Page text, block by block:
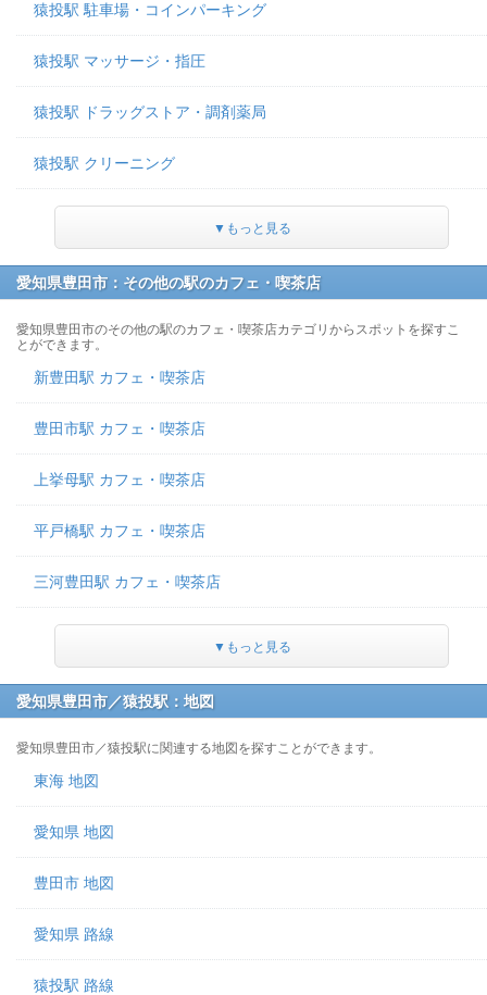
猿投駅 駐車場・コインパーキング
猿投駅 マッサージ・指圧
猿投駅 ドラッグストア・調剤薬局
猿投駅 クリーニング
▼もっと見る
愛知県豊田市：その他の駅のカフェ・喫茶店
愛知県豊田市のその他の駅のカフェ・喫茶店カテゴリからスポットを探すこ
とができます。
新豊田駅 カフェ・喫茶店
豊田市駅 カフェ・喫茶店
上挙母駅 カフェ・喫茶店
平戸橋駅 カフェ・喫茶店
三河豊田駅 カフェ・喫茶店
▼もっと見る
愛知県豊田市／猿投駅：地図
愛知県豊田市／猿投駅に関連する地図を探すことができます。
東海 地図
愛知県 地図
豊田市 地図
愛知県 路線
猿投駅 路線